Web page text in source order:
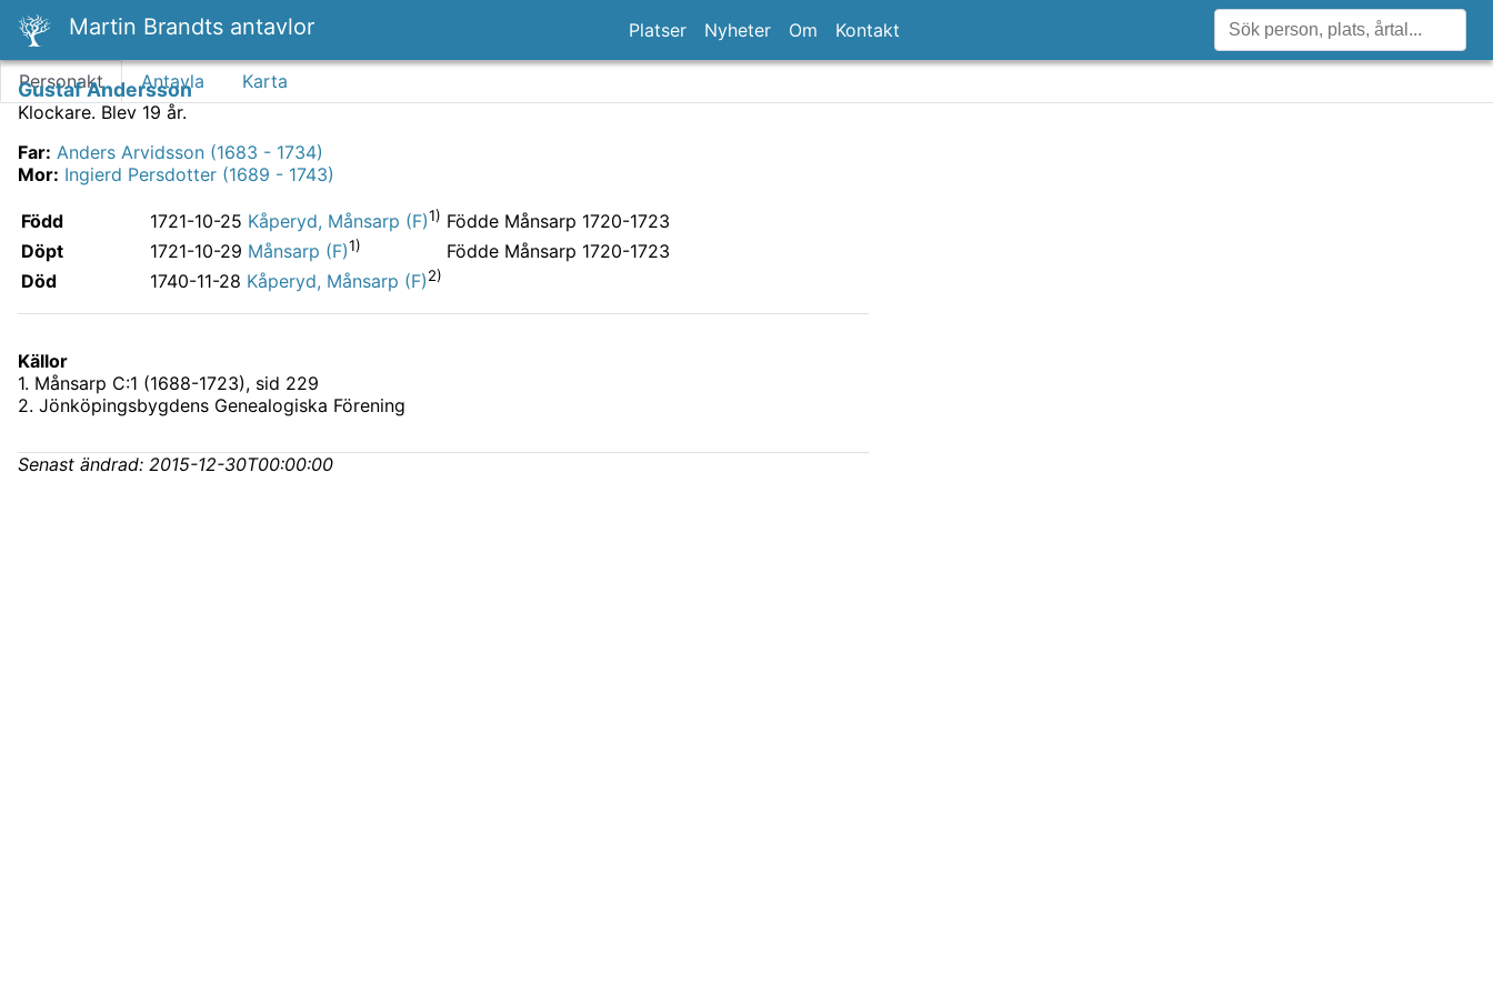
Martin Brandts antavlor Platser Nyheter Om Kontakt
Personakt Antavla Karta
Gustaf Andersson
Klockare. Blev 19 år.
Far: Anders Arvidsson (1683 - 1734)
Mor: Ingierd Persdotter (1689 - 1743)
Född 1721-10-25 Kåperyd, Månsarp (F)1) Födde Månsarp 1720-1723
Döpt
1721-10-29 Månsarp (F)1)
Födde Månsarp 1720-1723
Död
1740-11-28 Kåperyd, Månsarp (F)2)
Källor
1. Månsarp C:1 (1688-1723), sid 229
2. Jönköpingsbygdens Genealogiska Förening
Senast ändrad: 2015-12-30T00:00:00